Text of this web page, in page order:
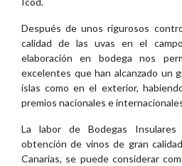
Después de unos rigurosos
calidad de las uvas en el
elaboración en bodega nos
excelentes que han alcanzado un
islas como en el exterior,
premios nacionales e
La labor de Bodegas
obtención de vinos de gran
Canarias, se puede considerar